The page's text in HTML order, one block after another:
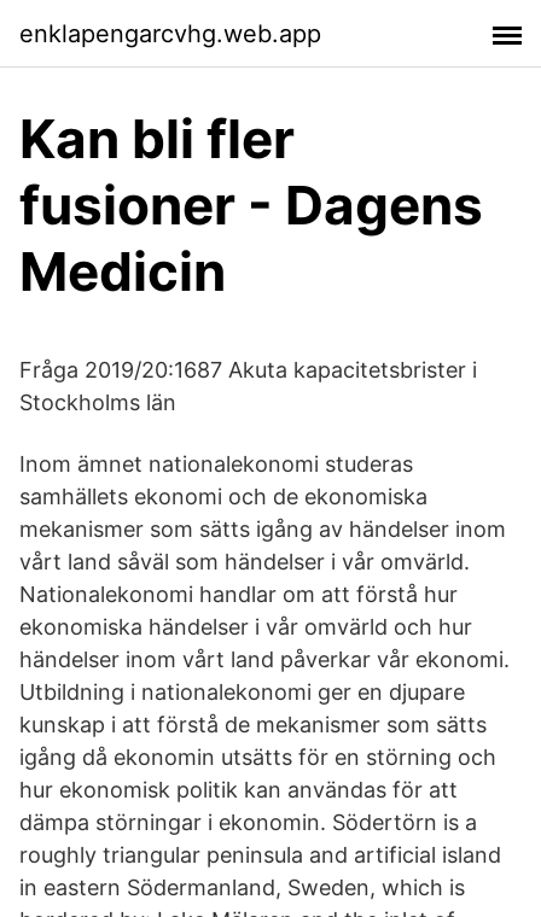
enklapengarcvhg.web.app
Kan bli fler
fusioner - Dagens
Medicin
Fråga 2019/20:1687 Akuta kapacitetsbrister i
Stockholms län
Inom ämnet nationalekonomi studeras
samhällets ekonomi och de ekonomiska
mekanismer som sätts igång av händelser inom
vårt land såväl som händelser i vår omvärld.
Nationalekonomi handlar om att förstå hur
ekonomiska händelser i vår omvärld och hur
händelser inom vårt land påverkar vår ekonomi.
Utbildning i nationalekonomi ger en djupare
kunskap i att förstå de mekanismer som sätts
igång då ekonomin utsätts för en störning och
hur ekonomisk politik kan användas för att
dämpa störningar i ekonomin. Södertörn is a
roughly triangular peninsula and artificial island
in eastern Södermanland, Sweden, which is